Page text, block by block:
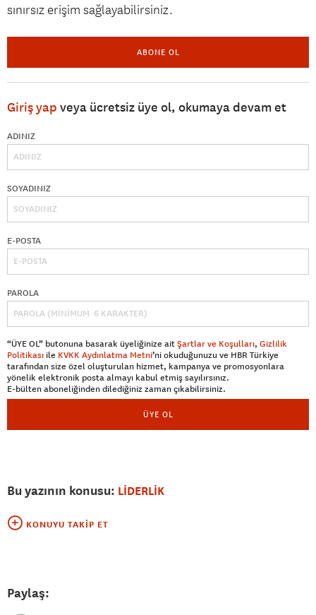
sınırsız erişim sağlayabilirsiniz.
ABONE OL
Giriş yap veya ücretsiz üye ol, okumaya devam et
ADINIZ
SOYADINIZ
E-POSTA
PAROLA
“ÜYE OL” butonuna basarak üyeliğinize aitŞartlar ve Koşulları, Gizlilik
Politikası ile KVKK Aydınlatma Metni’ni okuduğunuzu ve HBR Türkiye
tarafından size özel oluşturulan hizmet, kampanya ve promosyonlara
yönelik elektronik posta almayı kabul etmiş sayılırsınız.
E-bülten aboneliğinden dilediğiniz zaman çıkabilirsiniz.
ÜYE OL
Bu yazının konusu: LİDERLİK
KONUYU TAKIP ET
Paylaş: